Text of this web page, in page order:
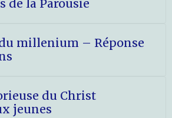
de la Parousie
du millenium – Réponse
du Christ
jeunes